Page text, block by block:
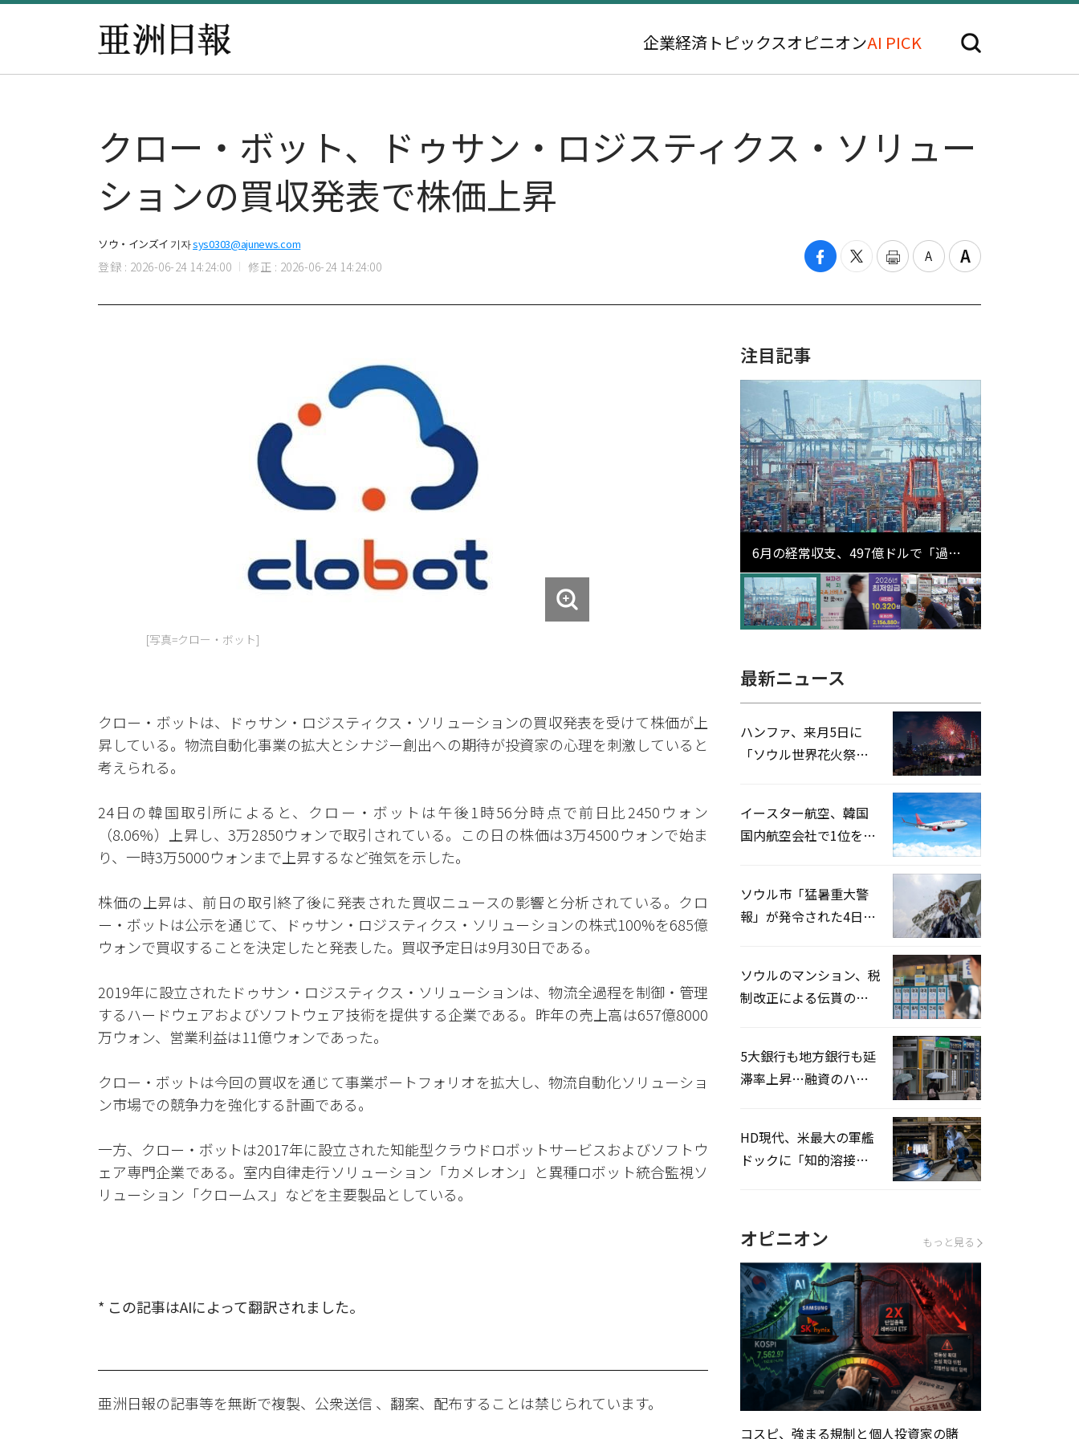
企業経済 トピックスオピニオンAI PICK
クロー・ボット、ドゥサン・ロジスティクス・ソリュー
ションの買収発表で株価上昇
ソウ・インズイ 기자sys0303@ajunews.com
登録 : 2026-06-24 14:24:00 修正 : 2026-06-24 14:24:00
[写真=クロー・ボット]
クロー・ボットは、ドゥサン・ロジスティクス・ソリューションの買収発表を受けて株価が上
昇している。物流自動化事業の拡大とシナジー創出への期待が投資家の心理を刺激していると
考えられる。
24日の韓国取引所によると、クロー・ボットは午後1時56分時点で前日比2450ウォン
（8.06%）上昇し、3万2850ウォンで取引されている。この日の株価は3万4500ウォンで始ま
り、一時3万5000ウォンまで上昇するなど強気を示した。
株価の上昇は、前日の取引終了後に発表された買収ニュースの影響と分析されている。クロ
ー・ボットは公示を通じて、ドゥサン・ロジスティクス・ソリューションの株式100%を685億
ウォンで買収することを決定したと発表した。買収予定日は9月30日である。
2019年に設立されたドゥサン・ロジスティクス・ソリューションは、物流全過程を制御・管理
するハードウェアおよびソフトウェア技術を提供する企業である。昨年の売上高は657億8000
万ウォン、営業利益は11億ウォンであった。
クロー・ボットは今回の買収を通じて事業ポートフォリオを拡大し、物流自動化ソリューショ
ン市場での競争力を強化する計画である。
一方、クロー・ボットは2017年に設立された知能型クラウドロボットサービスおよびソフトウ
ェア専門企業である。室内自律走行ソリューション「カメレオン」と異種ロボット統合監視ソ
リューション「クロームス」などを主要製品としている。
* この記事はAIによって翻訳されました。
亜洲日報の記事等を無断で複製、公衆送信 、翻案、配布することは禁じられています。
注目記事
6月の経常収支、497億ドルで「過去
最大」…輸出が初の1000億ドル突破
最新ニュース
ハンファ、来月5日に
「ソウル世界花火祭り
イースター航空、韓国
国内航空会社で1位を記
ソウル市「猛暑重大警
報」が発令された4日、
ソウルのマンション、税
制改正による伝貰の月
5大銀行も地方銀行も延
滞率上昇…融資のハー
HD現代、米最大の軍艦
ドックに「知的溶接」
オピニオン もっと見る
コスピ、強まる規制と個人投資家の賭